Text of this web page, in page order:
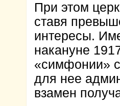
При этом
ставя
интересы.
накануне
«симфонии»
для нее
взамен